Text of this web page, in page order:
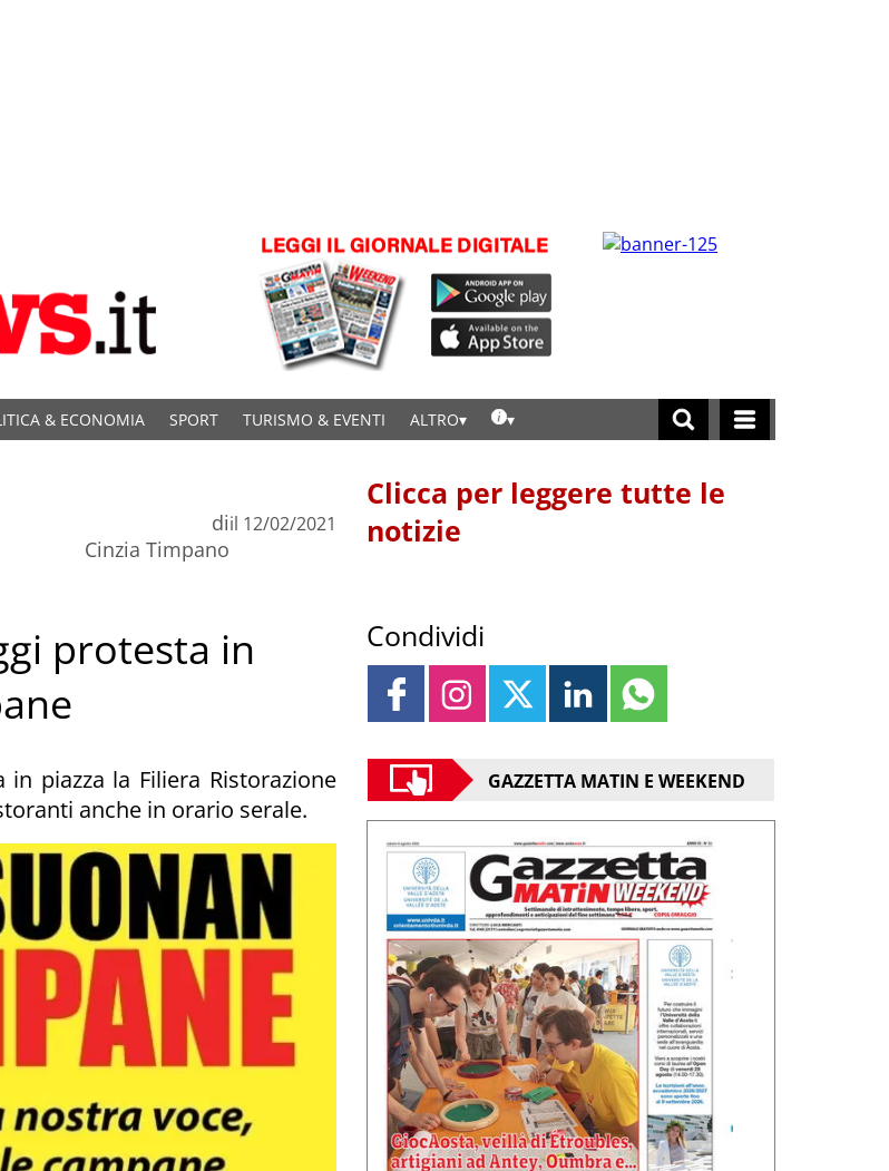
& ECONOMIA SPORT TURISMO & EVENTI ALTRO
di
Cinzia Timpano
il 12/02/2021
protesta in
piazza la Filiera Ristorazione
anche in orario serale.
Clicca per leggere tutte le
notizie
Condividi
GAZZETTA MATIN E WEEKEND